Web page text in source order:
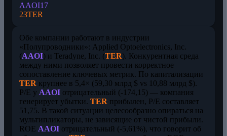
AAOI17
23TER
Обе компании работают в индустрии
«Полупроводники»: Applied Optoelectronics, Inc.
(AAOI) и Teradyne, Inc. (TER). Конкурентная среда
между ними позволяет провести корректное
сопоставление ключевых метрик. По капитализации
TER крупнее в 5,4× (59,30 млрд $ vs 10,88 млрд $).
P/E у AAOI отрицательный (-174,15) — компания
генерирует убытки. TER прибылен, P/E составляет
51,75. В такой ситуации целесообразно опираться на
мультипликаторы, не зависящие от чистой прибыли.
ROE AAOI отрицательный (-5,61%), что говорит об